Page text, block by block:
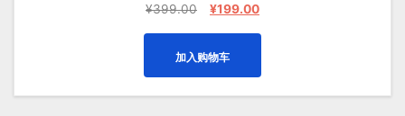
¥399.00
原
¥399.00。
¥199.00当
为：
¥199.00。
加入购物车